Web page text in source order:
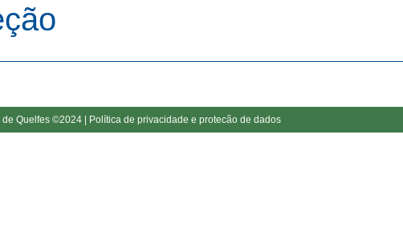
Quelfes ©2024 | Política de privacidade e protecão de dados